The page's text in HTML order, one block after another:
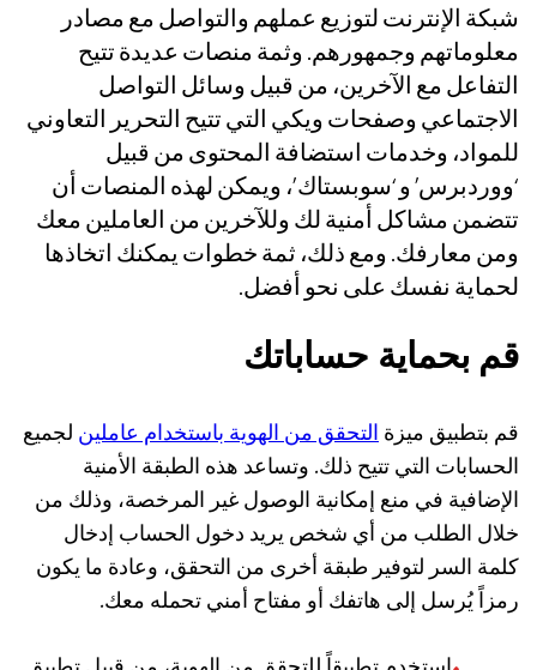
شبكة الإنترنت لتوزيع عملهم والتواصل مع مصادر
معلوماتهم وجمهورهم. وثمة منصات عديدة تتيح
التفاعل مع الآخرين، من قبيل وسائل التواصل
الاجتماعي وصفحات ويكي التي تتيح التحرير التعاوني
للمواد، وخدمات استضافة المحتوى من قبيل
‘ووردبرس’ و ‘سوبستاك’، ويمكن لهذه المنصات أن
تتضمن مشاكل أمنية لك وللآخرين من العاملين معك
ومن معارفك. ومع ذلك، ثمة خطوات يمكنك اتخاذها
لحماية نفسك على نحو أفضل.
قم بحماية حساباتك
قم بتطبيق ميزةالتحقق من الهوية باستخدام عاملين لجميع
الحسابات التي تتيح ذلك. وتساعد هذه الطبقة الأمنية
الإضافية في منع إمكانية الوصول غير المرخصة، وذلك من
خلال الطلب من أي شخص يريد دخول الحساب إدخال
كلمة السر لتوفير طبقة أخرى من التحقق، وعادة ما يكون
رمزاً يُرسل إلى هاتفك أو مفتاح أمني تحمله معك.